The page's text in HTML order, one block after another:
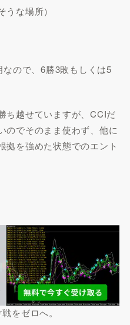
な場所）
ので、6勝3敗もしくは5
ち越せていますが、CCIだ
のでそのまま使わず、他に
拠を強めた状態でのエント
をゼロへ。